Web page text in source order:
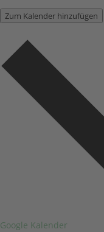
Zum Kalender hinzufügen
Google Kalender